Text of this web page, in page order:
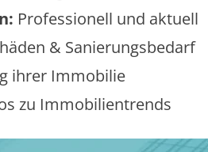
Professionell und aktuell
& Sanierungsbedarf
ihrer Immobilie
zu Immobilientrends